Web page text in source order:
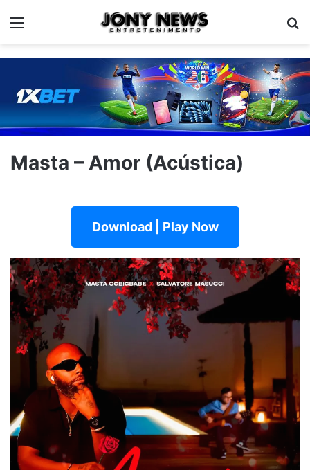
Menu
Masta – Amor (Acústica)
Download | Play Now